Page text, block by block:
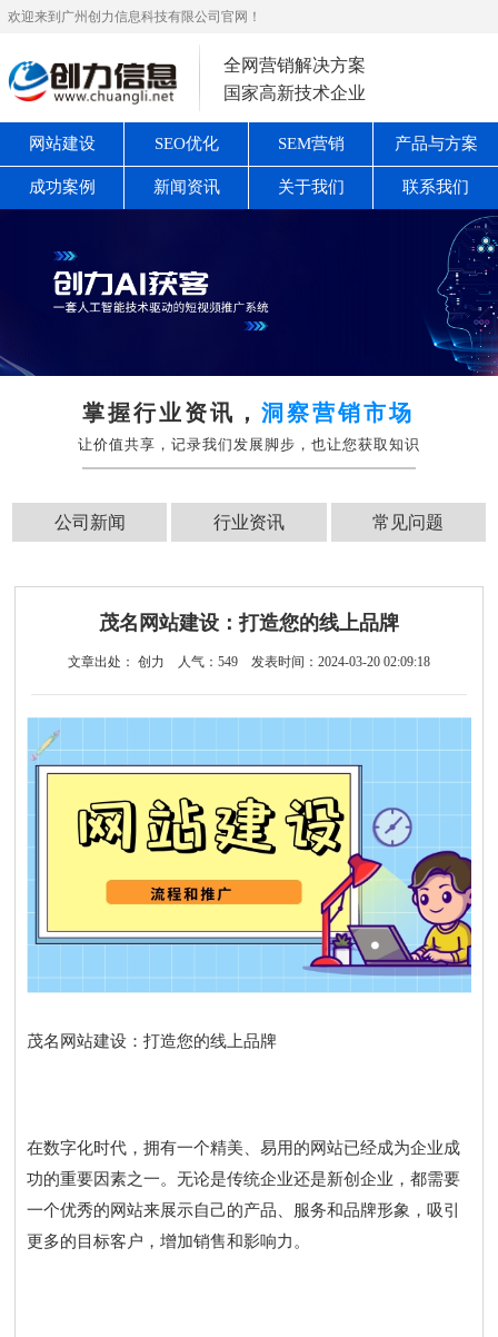
欢迎来到广州创力信息科技有限公司官网！
全网营销解决方案
国家高新技术企业
网站建设 SEO优化 SEM营销 产品与方案
成功案例 新闻资讯 关于我们 联系我们
掌握行业资讯，洞察营销市场
让价值共享，记录我们发展脚步，也让您获取知识
公司新闻 行业资讯 常见问题
茂名网站建设：打造您的线上品牌
文章出处： 创力 人气： 549 发表时间：2024-03-20 02:09:18
茂名网站建设：打造您的线上品牌
在数字化时代，拥有一个精美、易用的网站已经成为企业成
功的重要因素之一。无论是传统企业还是新创企业，都需要
一个优秀的网站来展示自己的产品、服务和品牌形象，吸引
更多的目标客户，增加销售和影响力。